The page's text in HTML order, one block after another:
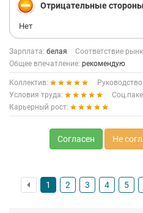
Отрицательные стороны
Нет
Зарплата: белая Соответствие
Общее впечатление: рекомендую
Коллектив:
Руководство:
Условия труда:
Карьерный рост:
Согласен Не
1 2 3 4 5